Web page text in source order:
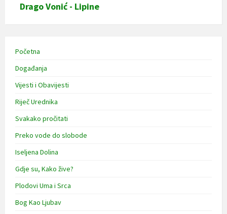
Drago Vonić - Lipine
Početna
Događanja
Vijesti i Obavijesti
Riječ Urednika
Svakako pročitati
Preko vode do slobode
Iseljena Dolina
Gdje su, Kako žive?
Plodovi Uma i Srca
Bog Kao Ljubav